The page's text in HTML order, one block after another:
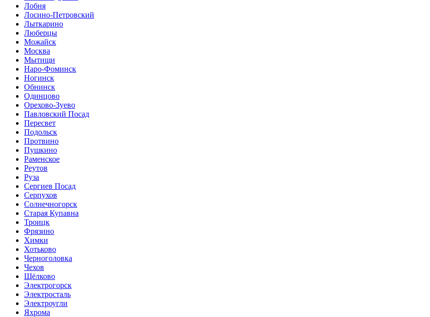
Лобня
Лосино-Петровский
Лыткарино
Люберцы
Можайск
Москва
Мытищи
Наро-Фоминск
Ногинск
Обнинск
Одинцово
Орехово-Зуево
Павловский Посад
Пересвет
Подольск
Протвино
Пушкино
Раменское
Реутов
Руза
Сергиев Посад
Серпухов
Солнечногорск
Старая Купавна
Троицк
Фрязино
Химки
Хотьково
Черноголовка
Чехов
Щёлково
Электрогорск
Электросталь
Электроугли
Яхрома